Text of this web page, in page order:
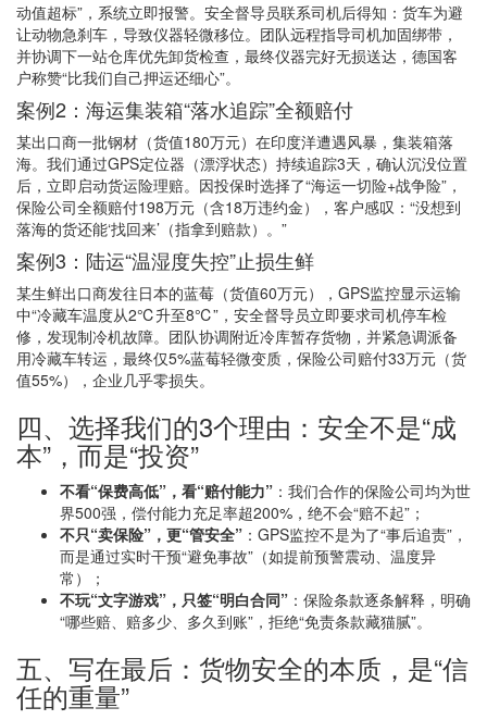
动值超标”，系统立即报警。安全督导员联系司机后得知：货车为避
让动物急刹车，导致仪器轻微移位。团队远程指导司机加固绑带，
并协调下一站仓库优先卸货检查，最终仪器完好无损送达，德国客
户称赞“比我们自己押运还细心”。
案例2：海运集装箱“落水追踪”全额赔付
某出口商一批钢材（货值180万元）在印度洋遭遇风暴，集装箱落
海。我们通过GPS定位器（漂浮状态）持续追踪3天，确认沉没位置
后，立即启动货运险理赔。因投保时选择了“海运一切险+战争险”，
保险公司全额赔付198万元（含18万违约金），客户感叹：“没想到
落海的货还能‘找回来’（指拿到赔款）。”
案例3：陆运“温湿度失控”止损生鲜
某生鲜出口商发往日本的蓝莓（货值60万元），GPS监控显示运输
中“冷藏车温度从2℃升至8℃”，安全督导员立即要求司机停车检
修，发现制冷机故障。团队协调附近冷库暂存货物，并紧急调派备
用冷藏车转运，最终仅5%蓝莓轻微变质，保险公司赔付33万元（货
值55%），企业几乎零损失。
四、选择我们的3个理由：安全不是“成
本”，而是“投资”
不看“保费高低”，看“赔付能力” ：我们合作的保险公司均为世
界500强，偿付能力充足率超200%，绝不会“赔不起”；
不只“卖保险”，更“管安全” ：GPS监控不是为了“事后追责”，
而是通过实时干预“避免事故”（如提前预警震动、温度异
常）；
不玩“文字游戏”，只签“明白合同” ：保险条款逐条解释，明确
“哪些赔、赔多少、多久到账”，拒绝“免责条款藏猫腻”。
五、写在最后：货物安全的本质，是“信
任的重量”